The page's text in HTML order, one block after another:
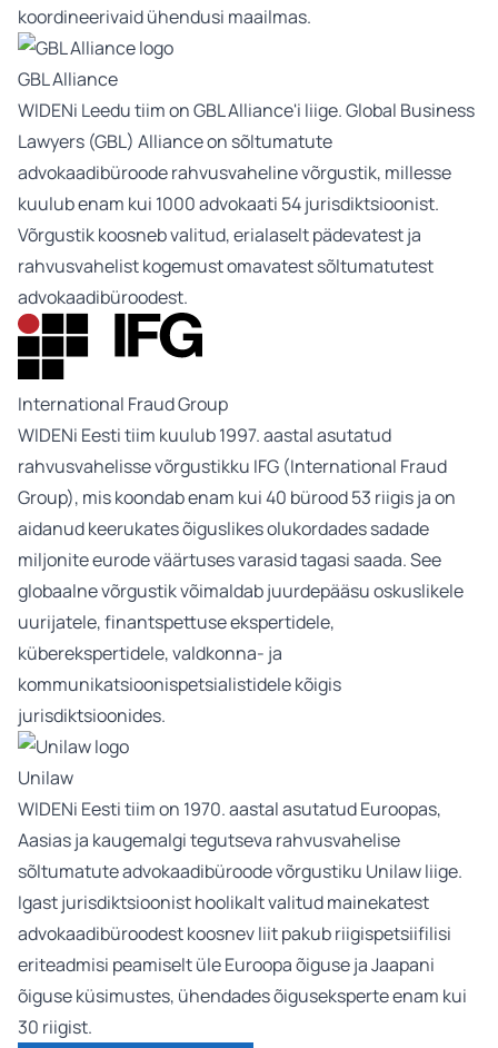
koordineerivaid ühendusi maailmas.
GBL Alliance
WIDENi Leedu tiim on GBL Alliance'i liige. Global Business
Lawyers (GBL) Alliance on sõltumatute
advokaadibüroode rahvusvaheline võrgustik, millesse
kuulub enam kui 1000 advokaati 54 jurisdiktsioonist.
Võrgustik koosneb valitud, erialaselt pädevatest ja
rahvusvahelist kogemust omavatest sõltumatutest
advokaadibüroodest.
International Fraud Group
WIDENi Eesti tiim kuulub 1997. aastal asutatud
rahvusvahelisse võrgustikku IFG (International Fraud
Group), mis koondab enam kui 40 bürood 53 riigis ja on
aidanud keerukates õiguslikes olukordades sadade
miljonite eurode väärtuses varasid tagasi saada. See
globaalne võrgustik võimaldab juurdepääsu oskuslikele
uurijatele, finantspettuse ekspertidele,
küberekspertidele, valdkonna- ja
kommunikatsioonispetsialistidele kõigis
jurisdiktsioonides.
Unilaw
WIDENi Eesti tiim on 1970. aastal asutatud Euroopas,
Aasias ja kaugemalgi tegutseva rahvusvahelise
sõltumatute advokaadibüroode võrgustiku Unilaw liige.
Igast jurisdiktsioonist hoolikalt valitud mainekatest
advokaadibüroodest koosnev liit pakub riigispetsiifilisi
eriteadmisi peamiselt üle Euroopa õiguse ja Jaapani
õiguse küsimustes, ühendades õiguseksperte enam kui
30 riigist.